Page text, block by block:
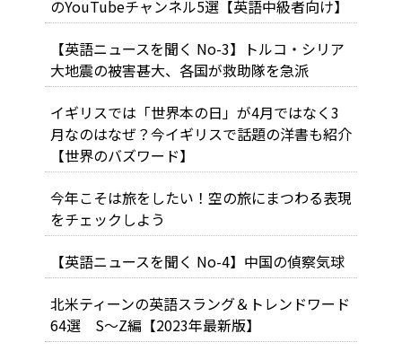
のYouTubeチャンネル5選【英語中級者向け】
【英語ニュースを聞く No-3】トルコ・シリア
大地震の被害甚大、各国が救助隊を急派
イギリスでは「世界本の日」が4月ではなく3
月なのはなぜ？今イギリスで話題の洋書も紹介
【世界のバズワード】
今年こそは旅をしたい！空の旅にまつわる表現
をチェックしよう
【英語ニュースを聞く No-4】中国の偵察気球
北米ティーンの英語スラング＆トレンドワード
64選 S～Z編【2023年最新版】